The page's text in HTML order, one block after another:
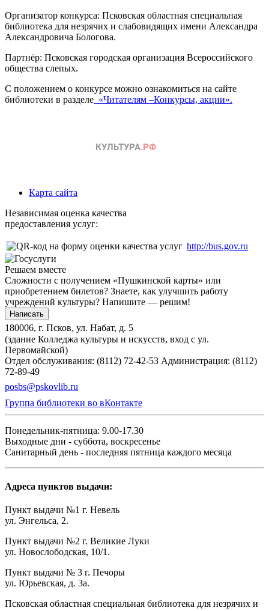
Организатор конкурса: Псковская областная специальная
библиотека для незрячих и слабовидящих имени Александра
Александровича Бологова.
Партнёр: Псковская городская организация Всероссийского
общества слепых.
С положением о конкурсе можно ознакомиться на сайте
библиотеки в разделе «Читателям –Конкурсы, акции».
Карта сайта
Независимая оценка качества
предоставления услуг:
http://bus.gov.ru
Решаем вместе
Сложности с получением «Пушкинской карты» или
приобретением билетов? Знаете, как улучшить работу
учреждений культуры? Напишите — решим!
Написать
180006, г. Псков, ул. Набат, д. 5
(здание Колледжа культуры и искусств, вход с ул.
Первомайской)
Отдел обслуживания: (8112) 72-42-53 Администрация: (8112)
72-89-49
posbs@pskovlib.ru
Группа библиотеки во вКонтакте
Понедельник-пятница: 9.00-17.30
Выходные дни - суббота, воскресенье
Санитарный день - последняя пятница каждого месяца
Адреса пунктов выдачи:
Пункт выдачи №1 г. Невель
ул. Энгельса, 2.
Пункт выдачи №2 г. Великие Луки
ул. Новослободская, 10/1.
Пункт выдачи № 3 г. Печоры
ул. Юрьевская, д. 3а.
Псковская областная специальная библиотека для незрячих и